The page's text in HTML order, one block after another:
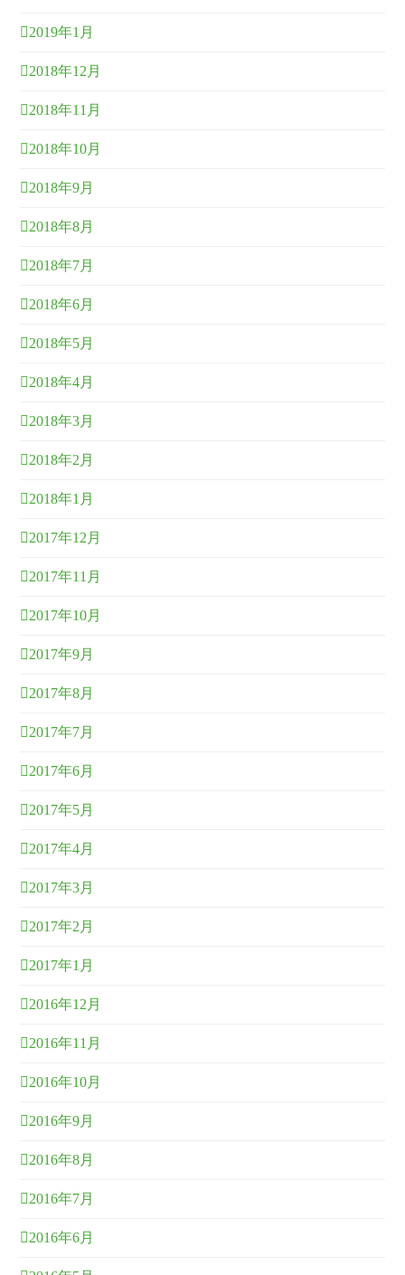
2019年1月
2018年12月
2018年11月
2018年10月
2018年9月
2018年8月
2018年7月
2018年6月
2018年5月
2018年4月
2018年3月
2018年2月
2018年1月
2017年12月
2017年11月
2017年10月
2017年9月
2017年8月
2017年7月
2017年6月
2017年5月
2017年4月
2017年3月
2017年2月
2017年1月
2016年12月
2016年11月
2016年10月
2016年9月
2016年8月
2016年7月
2016年6月